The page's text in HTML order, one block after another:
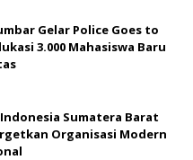
Gelar Police Goes to
3.000 Mahasiswa Baru
Sumatera Barat
Organisasi Modern